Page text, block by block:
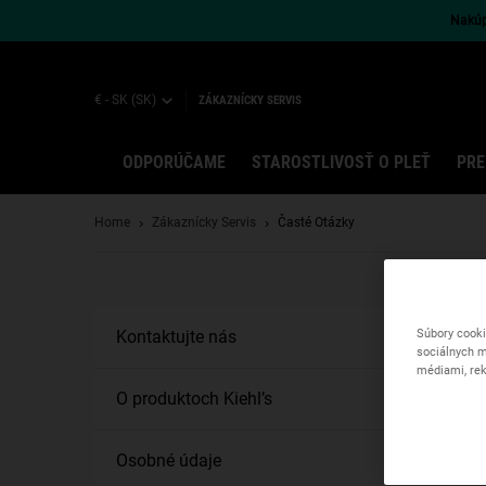
€ - SK (SK) ZÁKAZNÍCKY SERVIS
ODPORÚČAME STAROSTLIVOSŤ O PLEŤ
Home
Zákaznícky Servis Časté Otázky
Kontaktujte nás
O produktoch Kiehl’s
Osobné údaje
Súbory
sociálnych
médiami,